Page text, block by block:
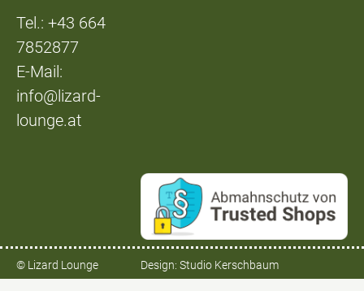
Tel.: +43 664
7852877
E-Mail:
info@lizard-
lounge.at
© Lizard Lounge Design: Studio Kerschbaum